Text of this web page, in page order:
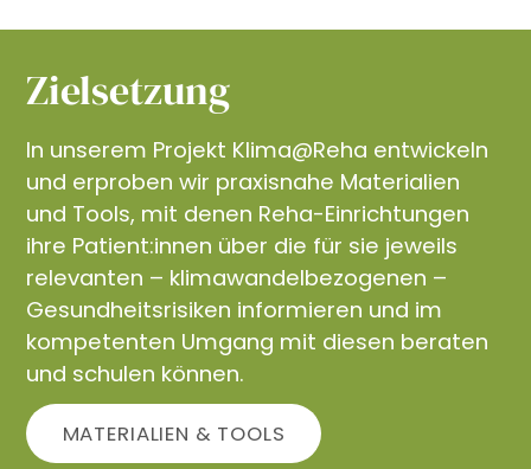
Zielsetzung
In unserem Projekt Klima@Reha entwickeln
und erproben wir praxisnahe Materialien
und Tools, mit denen Reha-Einrichtungen
ihre Patient:innen über die für sie jeweils
relevanten – klimawandelbezogenen –
Gesundheitsrisiken informieren und im
kompetenten Umgang mit diesen beraten
und schulen können.
MATERIALIEN & TOOLS